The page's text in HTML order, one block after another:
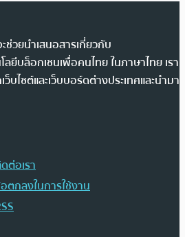
วยนำเสนอสารเกี่ยวกับ
ลยีบล็อกเชนเพื่อคนไทย ในภาษาไทย เรา
ไซต์และเว็บบอร์ดต่างประเทศและนำมา
ต่อเรา
ตกลงในการใช้งาน